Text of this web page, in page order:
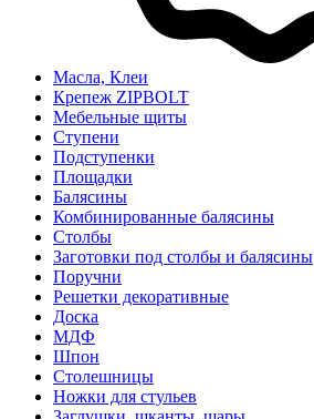
Масла, Клеи
Крепеж ZIPBOLT
Мебельные щиты
Ступени
Подступенки
Площадки
Балясины
Комбинированные балясины
Столбы
Заготовки под столбы и балясины
Поручни
Решетки декоративные
Доска
МДФ
Шпон
Столешницы
Ножки для стульев